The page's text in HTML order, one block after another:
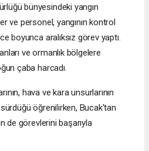
bünyesindeki yangın
ve personel, yangının kontrol
boyunca aralıksız görev yaptı.
ve ormanlık bölgelere
çaba harcadı.
hava ve kara unsurlarının
öğrenilirken, Bucak'tan
de görevlerini başarıyla